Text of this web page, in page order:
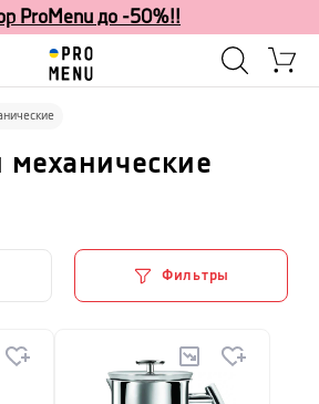
ProMenu до -50%!!
Фильтры